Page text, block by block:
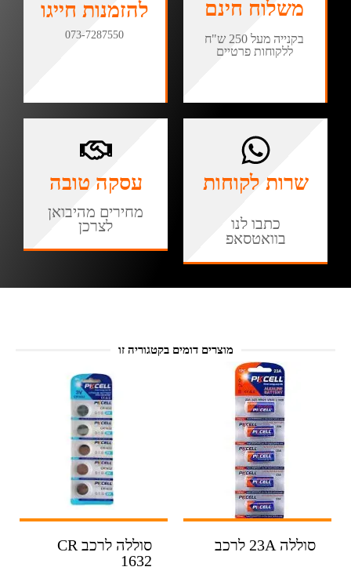
משלוח חינם
בקנייה מעל 250 ש"ח
ללקוחות פרטיים
להזמנות חייגו
073-7287550
שרות לקוחות
כתבו לנו
בוואטסאפ
עסקה טובה
מחירים מהיבואן
לצרכן
מוצרים דומים בקטגוריה זו
סוללה 23A לרכב
סוללה לרכב CR
1632